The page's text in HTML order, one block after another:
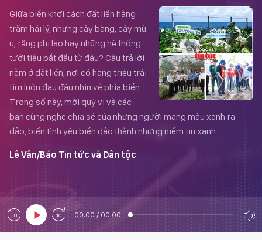
Giữa biển khơi cách đất liền hàng
trăm hải lý, những cây bàng, cây mù
u, rặng phi lao hay những hệ thống
tưới tiêu bắt đầu từ đâu? Câu trả lời
nằm ở đất liền, nơi có hàng triệu trái
tim luôn đau đáu nhìn về phía biển.
Trong số này, mời quý vị và các
bạn cùng nghe chia sẻ của những người mang màu xanh ra
đảo, biến tình yêu biển đảo thành những niềm tin xanh...
Lê Vân/Báo Tin tức và Dân tộc
00:00 / 00:00